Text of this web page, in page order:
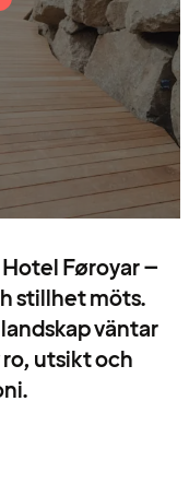
Føroyar –
stillhet möts.
väntar
utsikt och